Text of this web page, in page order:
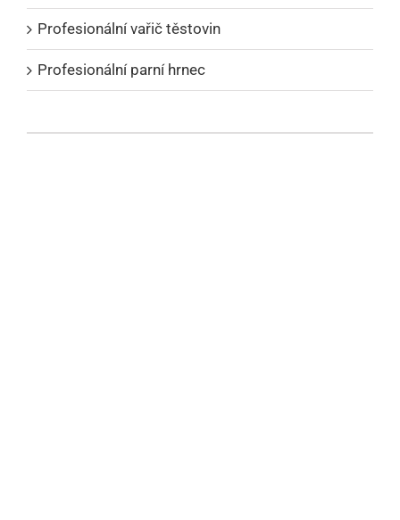
Profesionální vařič těstovin
Profesionální parní hrnec